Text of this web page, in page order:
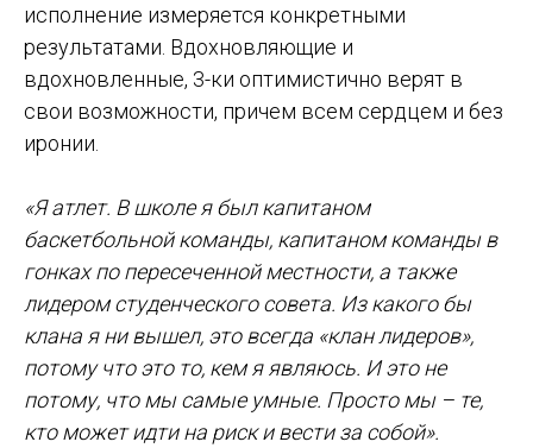
исполнение измеряется конкретными
результатами. Вдохновляющие и
вдохновленные, 3-ки оптимистично верят в
свои возможности, причем всем сердцем и без
иронии.
«Я атлет. В школе я был капитаном
баскетбольной команды, капитаном команды в
гонках по пересеченной местности, а также
лидером студенческого совета. Из какого бы
клана я ни вышел, это всегда «клан лидеров»,
потому что это то, кем я являюсь. И это не
потому, что мы самые умные. Просто мы – те,
кто может идти на риск и вести за собой».